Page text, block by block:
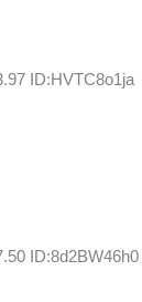
ID:HVTC8o1ja
ID:8d2BW46h0